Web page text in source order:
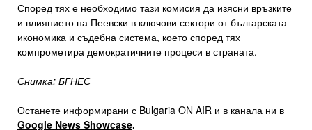
Според тях е необходимо тази комисия да изясни връзките
и влиянието на Пеевски в ключови сектори от българската
икономика и съдебна система, което според тях
компрометира демократичните процеси в страната.
Снимка: БГНЕС
Останете информирани с Bulgaria ON AIR и в канала ни в
Google News Showcase.